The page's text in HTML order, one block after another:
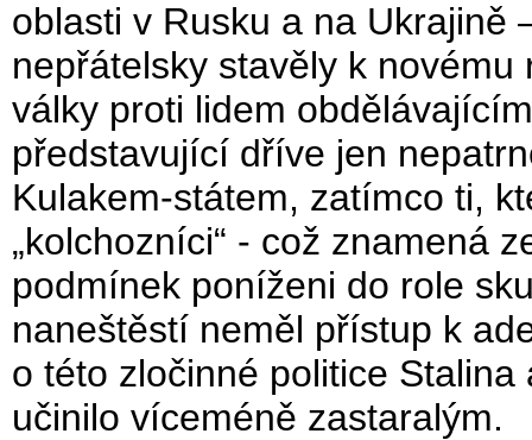
oblasti v Rusku a na Ukrajině
nepřátelsky stavěly k
války proti lidem
představující dříve jen
Kulakem-státem, zatímco ti,
„kolchozníci“ - což znamená
podmínek poníženi do role
naneštěstí neměl přístup k
o této zločinné politice
učinilo víceméně zastaralým.